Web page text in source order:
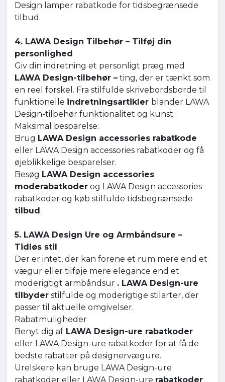
Design lamper rabatkode for tidsbegrænsede
tilbud.
4. LAWA Design Tilbehør – Tilføj din
personlighed
Giv din indretning et personligt præg med
LAWA Design-tilbehør – ting, der er tænkt som
en reel forskel. Fra stilfulde skrivebordsborde til
funktionelle indretningsartikler blander LAWA
Design-tilbehør funktionalitet og kunst .
Maksimal besparelse:
Brug LAWA Design accessories rabatkode
eller LAWA Design accessories rabatkoder og få
øjeblikkelige besparelser.
Besøg LAWA Design accessories
moderabatkoder og LAWA Design accessories
rabatkoder og køb stilfulde tidsbegrænsede
tilbud .
5. LAWA Design Ure og Armbåndsure –
Tidløs stil
Der er intet, der kan forene et rum mere end et
vægur eller tilføje mere elegance end et
moderigtigt armbåndsur . LAWA Design-ure
tilbyder stilfulde og moderigtige stilarter, der
passer til aktuelle omgivelser.
Rabatmuligheder
Benyt dig af LAWA Design-ure rabatkoder
eller LAWA Design-ure rabatkoder for at få de
bedste rabatter på designervægure.
Urelskere kan bruge LAWA Design-ure
rabatkoder eller LAWA Design-ure rabatkoder